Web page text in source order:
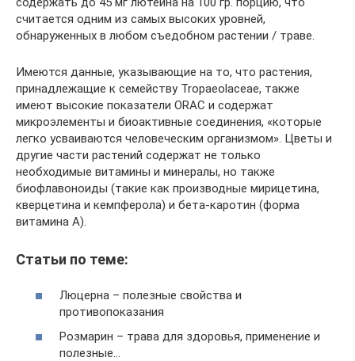
считается одним из самых высоких уровней,
обнаруженных в любом съедобном растении / траве.
Имеются данные, указывающие на то, что растения,
принадлежащие к семейству Tropaeolaceae, также
имеют высокие показатели ORAC и содержат
микроэлементы и биоактивные соединения, «которые
легко усваиваются человеческим организмом». Цветы и
другие части растений содержат не только
необходимые витамины и минералы, но также
биофлавоноиды (такие как производные мирицетина,
кверцетина и кемпферола) и бета-каротин (форма
витамина А).
Статьи по теме:
Люцерна – полезные свойства и
противопоказания
Розмарин – трава для здоровья, применение и
полезные…